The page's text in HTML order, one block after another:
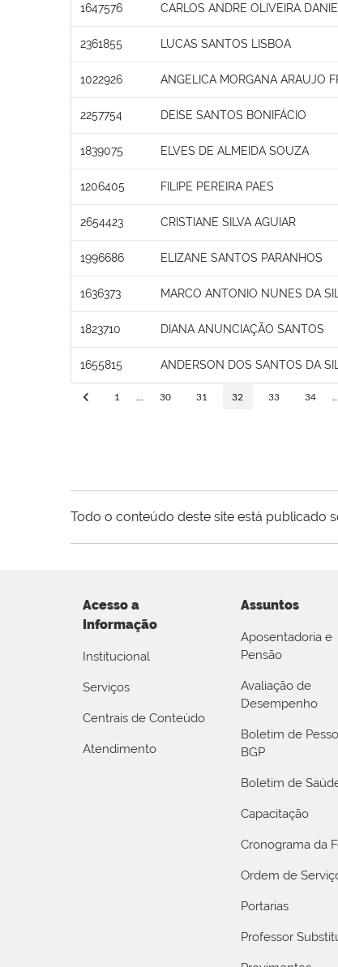
1647576 CARLOS ANDRE OLIVEIRA
2361855 LUCAS SANTOS LISBOA
1022926 ANGELICA MORGANA ARAUJO
2257754 DEISE SANTOS BONIFÁCIO
1839075 ELVES DE ALMEIDA SOUZA
1206405 FILIPE PEREIRA PAES
2654423 CRISTIANE SILVA AGUIAR
1996686 ELIZANE SANTOS PARANHOS
1636373 MARCO ANTONIO NUNES DA
1823710 DIANA ANUNCIAÇÃO SANTOS
1655815 ANDERSON DOS SANTOS DA
1 30 31 32 33 34
Todo o conteúdo deste site está publicado
Acesso a
Informação
Institucional
Serviços
Centrais de Conteúdo
Atendimento
Assuntos
Aposentadoria e
Pensão
Avaliação de
Desempenho
Boletim de
BGP
Boletim de
Capacitação
Cronograma da
Ordem de
Portarias
Professor